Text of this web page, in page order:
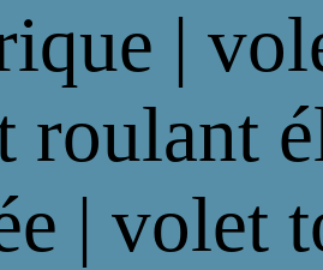
|
roulant
| volet